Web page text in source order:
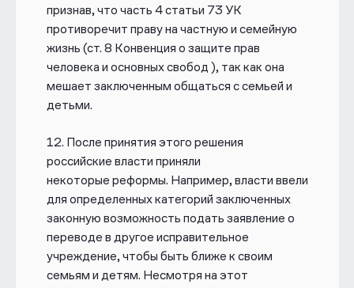
признав, что часть 4 статьи 73 УК
противоречит праву на частную и семейную
жизнь (ст. 8 Конвенция о защите прав
человека и основных свобод ), так как она
мешает заключенным общаться с семьей и
детьми.
12. После принятия этого решения
российские власти приняли
некоторые реформы. Например, власти ввели
для определенных категорий заключенных
законную возможность подать заявление о
переводе в другое исправительное
учреждение, чтобы быть ближе к своим
семьям и детям. Несмотря на этот